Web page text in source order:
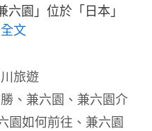
園」位於「日本」
文
旅遊
、 兼六園 、 兼六園介
園如何前往 、 兼六園